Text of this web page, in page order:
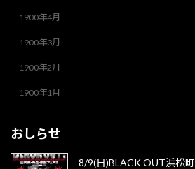
1900年4月
1900年3月
1900年2月
1900年1月
おしらせ
8/9(日)BLACK OUT浜松町